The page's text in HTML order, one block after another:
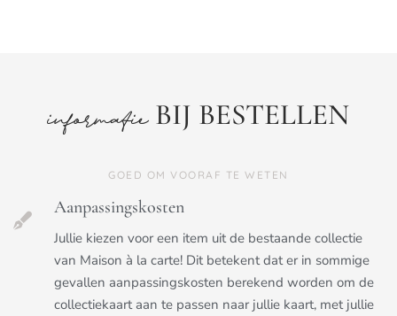
informatieBIJ BESTELLEN
GOED OM VOORAF TE WETEN
Aanpassingskosten
Jullie kiezen voor een item uit de bestaande collectie
van Maison à la carte! Dit betekent dat er in sommige
gevallen aanpassingskosten berekend worden om de
collectiekaart aan te passen naar jullie kaart, met jullie